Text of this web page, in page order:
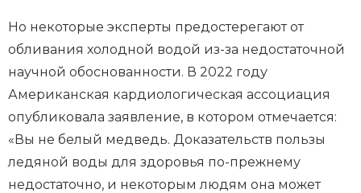
Но некоторые эксперты предостерегают от
обливания холодной водой из-за недостаточной
научной обоснованности. В 2022 году
Американская кардиологическая ассоциация
опубликовала заявление, в котором отмечается:
«Вы не белый медведь. Доказательств пользы
ледяной воды для здоровья по-прежнему
недостаточно, и некоторым людям она может